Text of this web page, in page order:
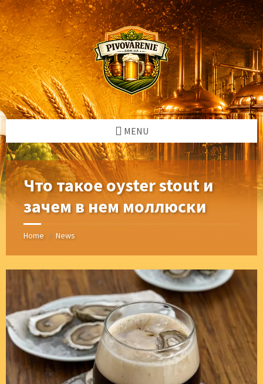
Skip
to
content
Skip
to
left
sidebar
Skip
to
right
sidebar
Skip
to
footer
MENU
Что такое oyster stout и
зачем в нем моллюски
Home / News